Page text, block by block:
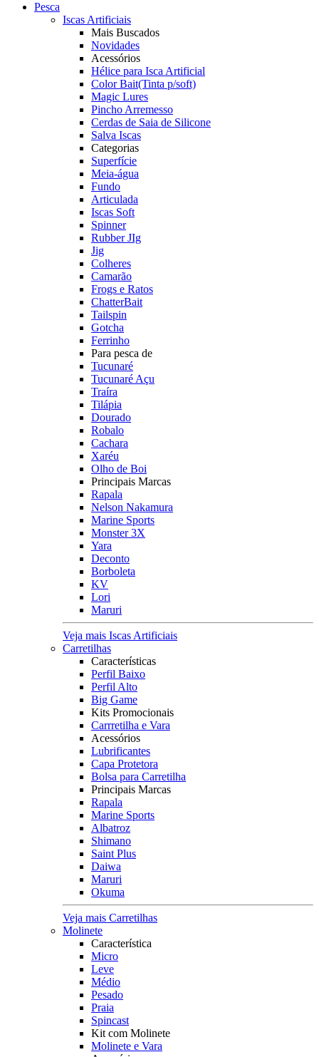
Pesca
Iscas Artificiais
Mais Buscados
Novidades
Acessórios
Hélice para Isca Artificial
Color Bait(Tinta p/soft)
Magic Lures
Pincho Arremesso
Cerdas de Saia de Silicone
Salva Iscas
Categorias
Superfície
Meia-água
Fundo
Articulada
Iscas Soft
Spinner
Rubber JIg
Jig
Colheres
Camarão
Frogs e Ratos
ChatterBait
Tailspin
Gotcha
Ferrinho
Para pesca de
Tucunaré
Tucunaré Açu
Traíra
Tilápia
Dourado
Robalo
Cachara
Xaréu
Olho de Boi
Principais Marcas
Rapala
Nelson Nakamura
Marine Sports
Monster 3X
Yara
Deconto
Borboleta
KV
Lori
Maruri
Veja mais Iscas Artificiais
Carretilhas
Características
Perfil Baixo
Perfil Alto
Big Game
Kits Promocionais
Carrretilha e Vara
Acessórios
Lubrificantes
Capa Protetora
Bolsa para Carretilha
Principais Marcas
Rapala
Marine Sports
Albatroz
Shimano
Saint Plus
Daiwa
Maruri
Okuma
Veja mais Carretilhas
Molinete
Característica
Micro
Leve
Médio
Pesado
Praia
Spincast
Kit com Molinete
Molinete e Vara